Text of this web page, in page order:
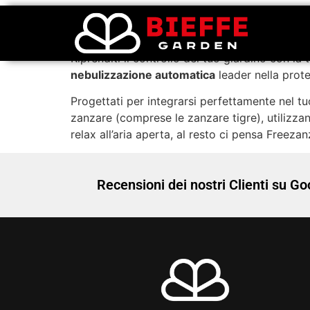
Freezanz
Riprenditi il controllo del tuo giardino con la
nebulizzazione automatica leader nella
Progettati per integrarsi perfettamente nel
zanzare (comprese le zanzare tigre),
relax all’aria aperta, al resto ci pensa
Recensioni dei nostri Clienti su